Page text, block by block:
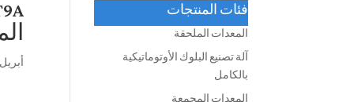
أبريل 17, 2026
فئات المنتجات
المعدات الملحقة
آلة تصنيع البلوك الأوتوماتيكية
بالكامل